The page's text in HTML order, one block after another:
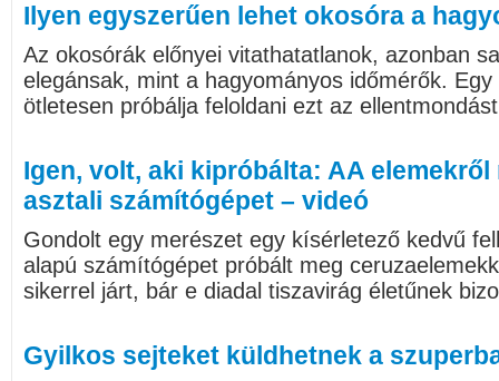
Ilyen egyszerűen lehet okosóra a
Az okosórák előnyei vitathatatlanok, azonban
elegánsak, mint a hagyományos időmérők.
ötletesen próbálja feloldani ezt az
Igen, volt, aki kipróbálta: AA
asztali számítógépet – videó
Gondolt egy merészet egy kísérletező kedvű
alapú számítógépet próbált meg
sikerrel járt, bár e diadal tiszavirág életűnek
Gyilkos sejteket küldhetnek a